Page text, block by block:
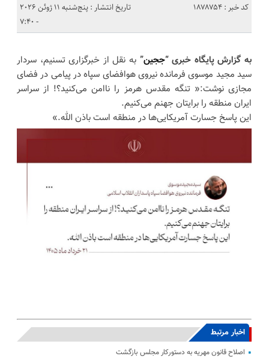
کد خبر : 1878754
تاریخ انتشار : پنج‌شنبه 11 ژوئن 2026
- 7:40
به گزارش پایگاه خبری “ججین” به نقل از خبرگزاری تسنیم، سردار
سید مجید موسوی فرمانده نیروی هوافضای سپاه در پیامی در فضای
مجازی نوشت:« تنگه مقدس هرمز را ناامن می‌کنید؟! از سراسر
ایران منطقه را برایتان جهنم می‌کنیم.
این پاسخ جسارت آمریکایی‌ها در منطقه است باذن الله.»
اخبار مرتبط
اصلاح قانون مهریه به دستورکار مجلس بازگشت